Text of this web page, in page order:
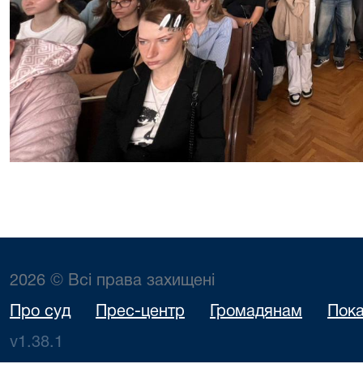
2026 © Всі права захищені
Про суд Прес-центр Громадянам
v1.38.1